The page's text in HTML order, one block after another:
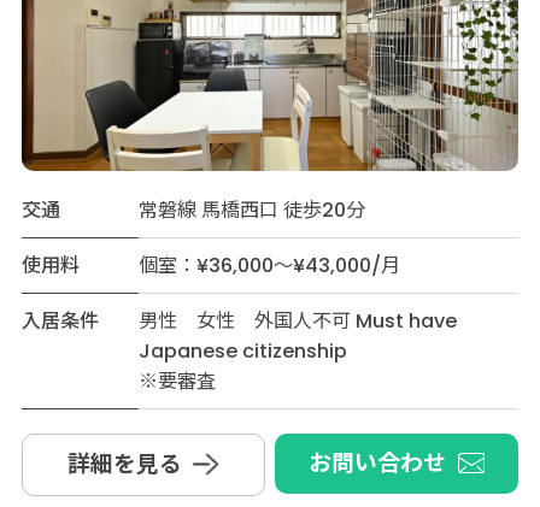
交通
常磐線 馬橋西口 徒歩20分
使用料
個室：¥36,000～¥43,000/月
入居条件
男性 女性 外国人不可 Must have
Japanese citizenship
※要審査
詳細を見る お問い合わせ